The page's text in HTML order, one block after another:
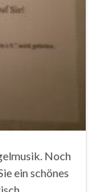
Noch
ein schönes